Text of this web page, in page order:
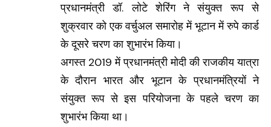
प्रधानमंत्री डॉ. लोटे शेरिंग ने संयुक्त रूप से
शुक्रवार को एक वर्चुअल समारोह में भूटान में रुपे कार्ड
के दूसरे चरण का शुभारंभ किया।
अगस्त 2019 में प्रधानमंत्री मोदी की राजकीय यात्रा
के दौरान भारत और भूटान के प्रधानमंत्रियों ने
संयुक्त रूप से इस परियोजना के पहले चरण का
शुभारंभ किया था।